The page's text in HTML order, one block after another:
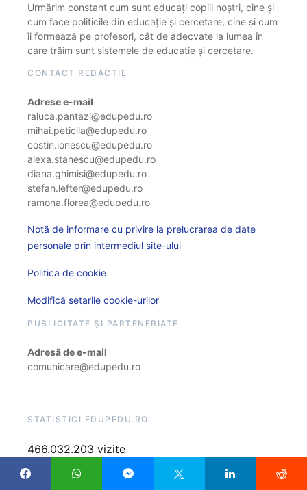
Urmărim constant cum sunt educați copiii noștri, cine și
cum face politicile din educație și cercetare, cine și cum
îi formează pe profesori, cât de adecvate la lumea în
care trăim sunt sistemele de educație și cercetare.
CONTACT REDACȚIE
Adrese e-mail
raluca.pantazi@edupedu.ro
mihai.peticila@edupedu.ro
costin.ionescu@edupedu.ro
alexa.stanescu@edupedu.ro
diana.ghimisi@edupedu.ro
stefan.lefter@edupedu.ro
ramona.florea@edupedu.ro
Notă de informare cu privire la prelucrarea de date
personale prin intermediul site-ului
Politica de cookie
Modifică setarile cookie-urilor
PUBLICITATE ȘI PARTENERIATE
Adresă de e-mail
comunicare@edupedu.ro
STATISTICI EDUPEDU.RO
466.032.203 vizite